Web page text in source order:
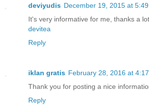
deviyudis December 19, 2015 at 5:49
It's very informative for me, thanks a lot.
devitea
Reply
iklan gratis February 28, 2016 at
Thank you for posting a nice
Reply